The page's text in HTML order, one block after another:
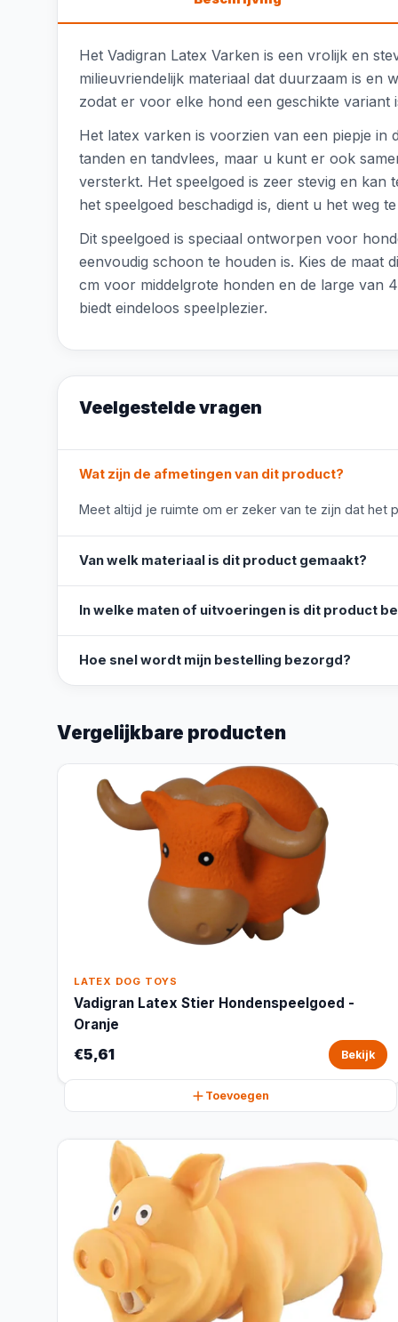
Het Vadigran Latex Varken is een vrolijk en
milieuvriendelijk materiaal dat duurzaam is en
zodat er voor elke hond een geschikte
Het latex varken is voorzien van een piepje
tanden en tandvlees, maar u kunt er ook
versterkt. Het speelgoed is zeer stevig en kan
het speelgoed beschadigd is, dient u het weg
Dit speelgoed is speciaal ontworpen voor
eenvoudig schoon te houden is. Kies de maat
cm voor middelgrote honden en de large van
biedt eindeloos speelplezier.
Veelgestelde vragen
Wat zijn de afmetingen van dit product?
Meet altijd je ruimte om er zeker van te zijn dat het
Van welk materiaal is dit product gemaakt?
In welke maten of uitvoeringen is dit product
Hoe snel wordt mijn bestelling bezorgd?
Vergelijkbare producten
LATEX DOG TOYS
Vadigran Latex Stier Hondenspeelgoed -
Oranje
€5,61 Bekijk
Toevoegen